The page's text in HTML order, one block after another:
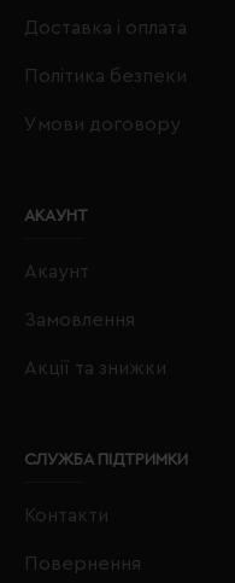
Доставка і оплата
Політика безпеки
Умови договору
АКАУНТ
Акаунт
Замовлення
Акції та знижки
СЛУЖБА ПІДТРИМКИ
Контакти
Повернення